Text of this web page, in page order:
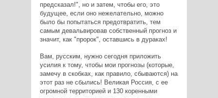
предсказал!", но и затем, чтобы его, это
будущее, если оно нежелательно, можно
было бы попытаться предотвратить, тем
самым девальвировав собственный прогноз и
значит, как "пророк", оставшись в дураках!
Вам, русским, нужно сегодня приложить
усилия к тому, чтобы мои прогнозы (которые,
замечу в скобках, как правило, сбываются) на
этот раз не сбылись! Великая Россия, с ее
огромной территорией и 130 коренными